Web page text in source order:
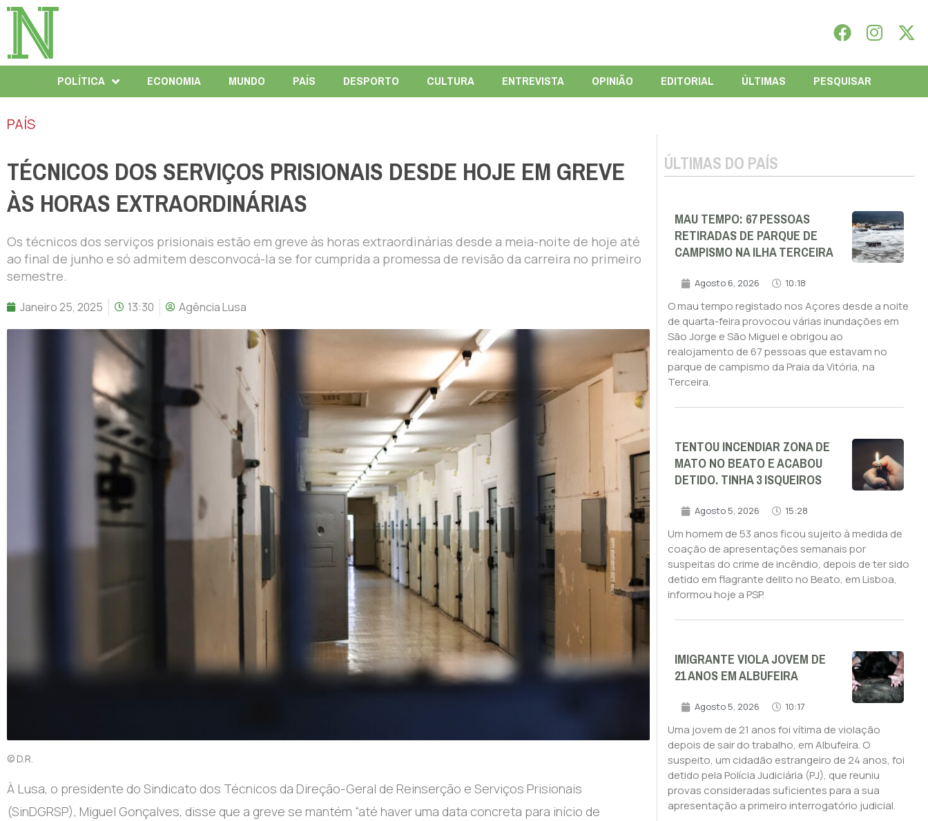
POLÍTICA ECONOMIA MUNDO PAÍS DESPORTO CULTURA ENTREVISTA OPINIÃO EDITORIAL ÚLTIMAS PESQUISAR
PAÍS
TÉCNICOS DOS SERVIÇOS PRISIONAIS DESDE HOJE EM GREVE
ÀS HORAS EXTRAORDINÁRIAS
Os técnicos dos serviços prisionais estão em greve às horas extraordinárias desde a meia-noite de hoje até
ao final de junho e só admitem desconvocá-la se for cumprida a promessa de revisão da carreira no primeiro
semestre.
Janeiro 25, 2025 13:30 Agência Lusa
© D.R.
À Lusa, o presidente do Sindicato dos Técnicos da Direção-Geral de Reinserção e Serviços Prisionais
(SinDGRSP), Miguel Gonçalves, disse que a greve se mantém “até haver uma data concreta para início de
ÚLTIMAS DO PAÍS
MAU TEMPO: 67 PESSOAS
RETIRADAS DE PARQUE DE
CAMPISMO NA ILHA TERCEIRA
Agosto 6, 2026 10:18
O mau tempo registado nos Açores desde a noite
de quarta-feira provocou várias inundações em
São Jorge e São Miguel e obrigou ao
realojamento de 67 pessoas que estavam no
parque de campismo da Praia da Vitória, na
Terceira.
TENTOU INCENDIAR ZONA DE
MATO NO BEATO E ACABOU
DETIDO. TINHA 3 ISQUEIROS
Agosto 5, 2026 15:28
Um homem de 53 anos ficou sujeito à medida de
coação de apresentações semanais por
suspeitas do crime de incêndio, depois de ter sido
detido em flagrante delito no Beato, em Lisboa,
informou hoje a PSP.
IMIGRANTE VIOLA JOVEM DE
21 ANOS EM ALBUFEIRA
Agosto 5, 2026 10:17
Uma jovem de 21 anos foi vítima de violação
depois de sair do trabalho, em Albufeira. O
suspeito, um cidadão estrangeiro de 24 anos, foi
detido pela Polícia Judiciária (PJ), que reuniu
provas consideradas suficientes para a sua
apresentação a primeiro interrogatório judicial.